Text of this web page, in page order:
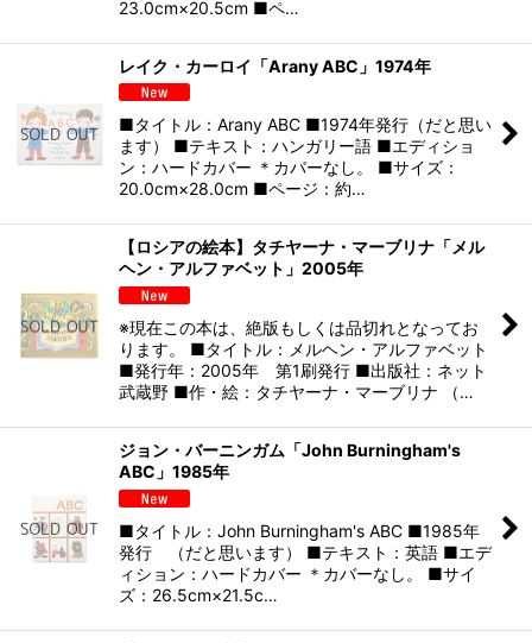
23.0cm×20.5cm ■ペ…
レイク・カーロイ「Arany ABC」1974年
■タイトル：Arany ABC ■1974年発行（だと思い
ます） ■テキスト：ハンガリー語 ■エディショ
ン：ハードカバー ＊カバーなし。 ■サイズ：
20.0cm×28.0cm ■ページ：約…
【ロシアの絵本】タチヤーナ・マーブリナ「メル
ヘン・アルファベット」2005年
※現在この本は、絶版もしくは品切れとなってお
ります。 ■タイトル：メルヘン・アルファベット
■発行年：2005年 第1刷発行 ■出版社：ネット
武蔵野 ■作・絵：タチヤーナ・マーブリナ （…
ジョン・バーニンガム「John Burningham's
ABC」1985年
■タイトル：John Burningham's ABC ■1985年
発行 （だと思います） ■テキスト：英語 ■エデ
ィション：ハードカバー ＊カバーなし。 ■サイ
ズ：26.5cm×21.5c…